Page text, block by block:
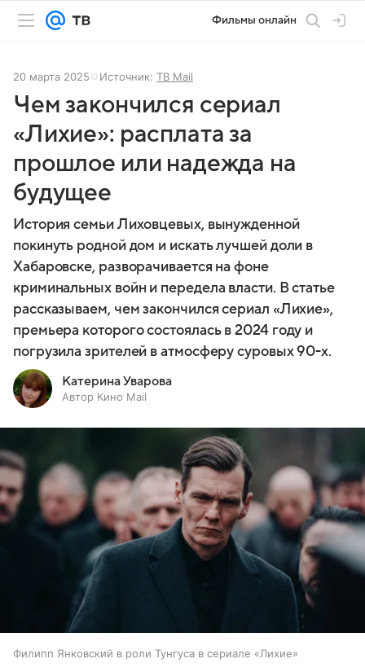
Фильмы онлайн
20 марта 2025 Источник: ТВ Mail
Чем закончился сериал
«Лихие»: расплата за
прошлое или надежда на
будущее
История семьи Лиховцевых, вынужденной
покинуть родной дом и искать лучшей доли в
Хабаровске, разворачивается на фоне
криминальных войн и передела власти. В статье
рассказываем, чем закончился сериал «Лихие»,
премьера которого состоялась в 2024 году и
погрузила зрителей в атмосферу суровых 90-х.
Катерина Уварова
Автор Кино Mail
Филипп Янковский в роли Тунгуса в сериале «Лихие»